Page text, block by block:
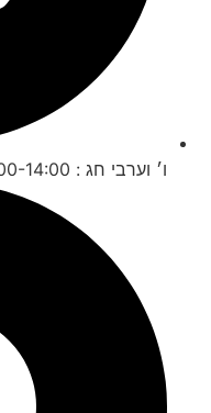
ו׳ וערבי חג : 08:00-14:00